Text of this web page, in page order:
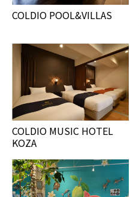
COLDIO POOL&VILLAS
COLDIO MUSIC HOTEL
KOZA